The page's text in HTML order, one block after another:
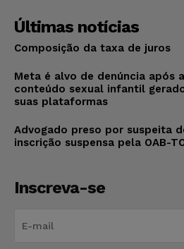
Últimas notícias
Composição da taxa de juros
Meta é alvo de denúncia após
conteúdo sexual infantil
suas plataformas
Advogado preso por suspeita
inscrição suspensa pela OAB-
Inscreva-se